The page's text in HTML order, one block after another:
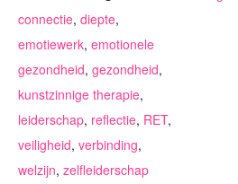
connectie, diepte,
emotiewerk, emotionele
gezondheid, gezondheid,
kunstzinnige therapie,
leiderschap, reflectie, RET,
veiligheid, verbinding,
welzijn, zelfleiderschap